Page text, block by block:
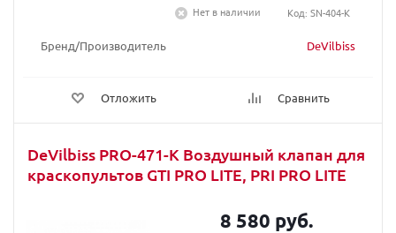
Бренд/Производитель DeVilbiss
Отложить Сравнить
Нет в наличии
Код: SN-404-K
DeVilbiss PRO-471-K Воздушный клапан для
краскопультов GTI PRO LITE, PRI PRO LITE
8 580 руб.